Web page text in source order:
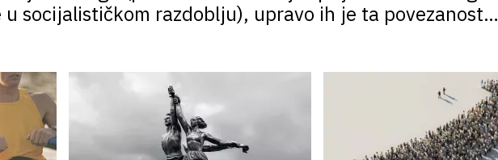
u socijalističkom razdoblju), upravo ih je ta povezanost